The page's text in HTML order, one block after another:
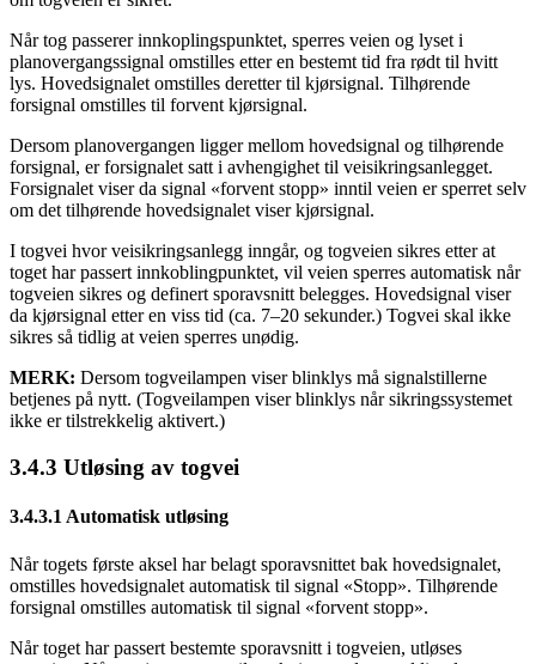
Når tog passerer innkoplingspunktet, sperres veien og lyset i
planovergangssignal omstilles etter en bestemt tid fra rødt til hvitt
lys. Hovedsignalet omstilles deretter til kjørsignal. Tilhørende
forsignal omstilles til forvent kjørsignal.
Dersom planovergangen ligger mellom hovedsignal og tilhørende
forsignal, er forsignalet satt i avhengighet til veisikringsanlegget.
Forsignalet viser da signal «forvent stopp» inntil veien er sperret selv
om det tilhørende hovedsignalet viser kjørsignal.
I togvei hvor veisikringsanlegg inngår, og togveien sikres etter at
toget har passert innkoblingpunktet, vil veien sperres automatisk når
togveien sikres og definert sporavsnitt belegges. Hovedsignal viser
da kjørsignal etter en viss tid (ca. 7–20 sekunder.) Togvei skal ikke
sikres så tidlig at veien sperres unødig.
MERK: Dersom togveilampen viser blinklys må signalstillerne
betjenes på nytt. (Togveilampen viser blinklys når sikringssystemet
ikke er tilstrekkelig aktivert.)
3.4.3 Utløsing av togvei
3.4.3.1 Automatisk utløsing
Når togets første aksel har belagt sporavsnittet bak hovedsignalet,
omstilles hovedsignalet automatisk til signal «Stopp». Tilhørende
forsignal omstilles automatisk til signal «forvent stopp».
Når toget har passert bestemte sporavsnitt i togveien, utløses